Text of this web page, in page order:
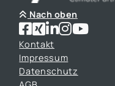
Nach oben
Kontakt
Impressum
Datenschutz